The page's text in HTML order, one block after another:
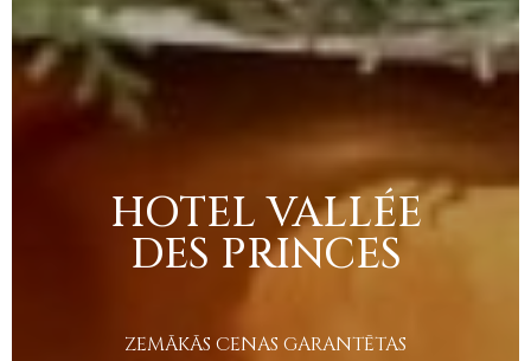
HOTEL VALLÉE
DES PRINCES
ZEMĀKĀS CENAS GARANTĒTAS